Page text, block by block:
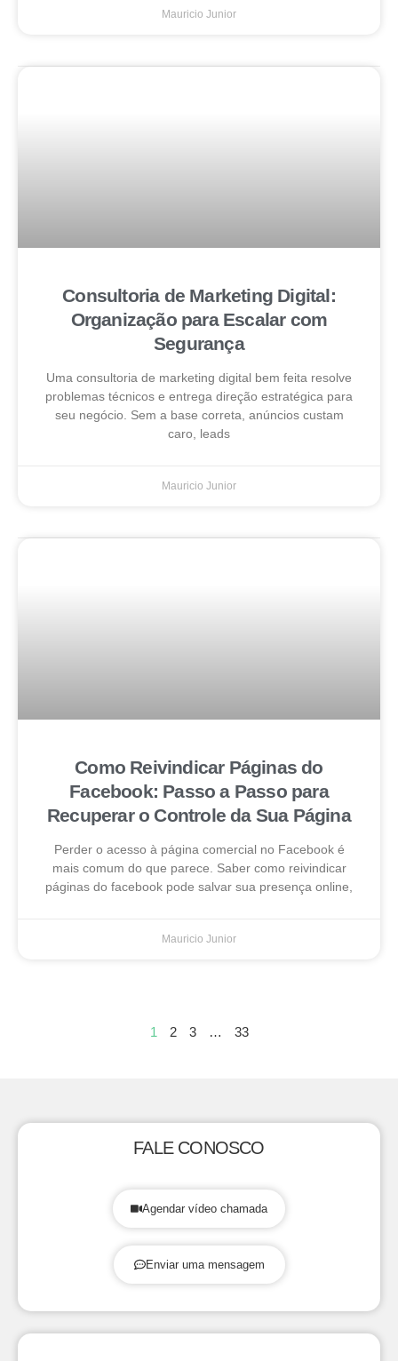
Mauricio Junior
Consultoria de Marketing Digital:
Organização para Escalar com
Segurança
Uma consultoria de marketing digital bem feita resolve
problemas técnicos e entrega direção estratégica para
seu negócio. Sem a base correta, anúncios custam
caro, leads
Mauricio Junior
Como Reivindicar Páginas do
Facebook: Passo a Passo para
Recuperar o Controle da Sua Página
Perder o acesso à página comercial no Facebook é
mais comum do que parece. Saber como reivindicar
páginas do facebook pode salvar sua presença online,
Mauricio Junior
1 2 3 … 33
FALE CONOSCO
Agendar vídeo chamada
Enviar uma mensagem